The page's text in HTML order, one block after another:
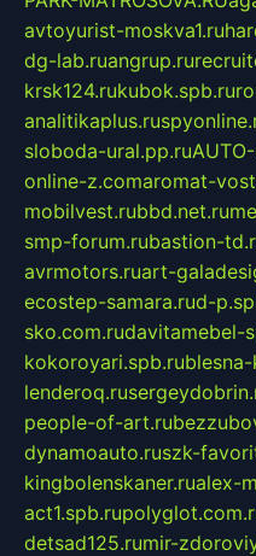
avtoyurist-moskva1.ru
dg-lab.ruangrup.ru
krsk124.rukubok.spb.ru
analitikaplus.ru
sloboda-ural.pp.ru
online-z.comaromat-
mobilvest.rubbd.net.ru
smp-forum.rubastion-
avrmotors.ruart-
ecostep-samara.rud-
sko.com.rudavitamebel-
kokoroyari.spb.ru
lenderoq.ru
people-of-art.ru
dynamoauto.ruszk-
kingbolenskaner.rualex-
act1.spb.ru
detsad125.rumir-